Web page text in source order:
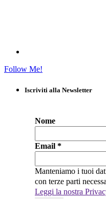
Follow Me!
Iscriviti alla Newsletter
Nome
Email *
Manteniamo i tuoi
con terze parti
Leggi la nostra